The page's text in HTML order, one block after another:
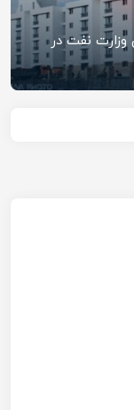
وزارت نفت در